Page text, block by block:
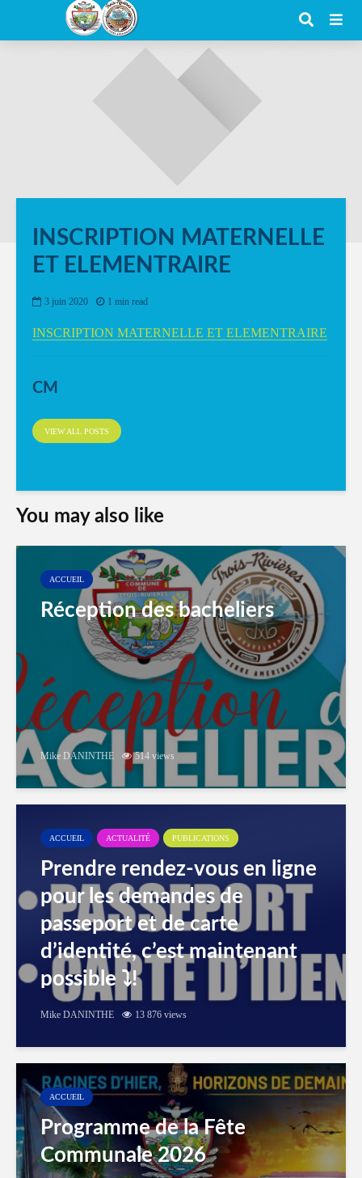
INSCRIPTION MATERNELLE
ET ELEMENTRAIRE
3 juin 2020 1 min read
INSCRIPTION MATERNELLE ET ELEMENTRAIRE
CM
VIEW ALL POSTS
You may also like
ACCUEIL
Réception des bacheliers
Mike DANINTHE 514 views
ACCUEIL ACTUALITÉ PUBLICATIONS
Prendre rendez-vous en ligne
pour les demandes de
passeport et de carte
d’identité, c’est maintenant
possible ⤵️!
Mike DANINTHE 13 876 views
ACCUEIL
Programme de la Fête
Communale 2026